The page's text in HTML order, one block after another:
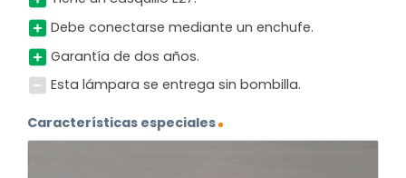
Debe conectarse mediante un enchufe.
Garantía de dos años.
Esta lámpara se entrega sin bombilla.
Características especiales